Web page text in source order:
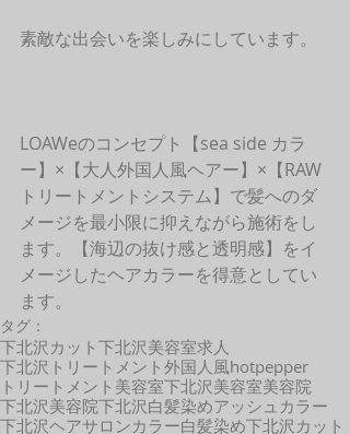
素敵な出会いを楽しみにしています。
LOAWeのコンセプト【sea side カラ
ー】×【大人外国人風ヘアー】×【RAW
トリートメントシステム】で髪へのダ
メージを最小限に抑えながら施術をし
ます。【海辺の抜け感と透明感】をイ
メージしたヘアカラーを得意としてい
ます。
タグ：
下北沢カット 下北沢美容室求人
下北沢トリートメント 外国人風hotpepper
トリートメント 美容室下北沢美容室美容院
下北沢美容院下北沢白髪染めアッシュカラー
下北沢ヘアサロンカラー白髪染め下北沢 カット